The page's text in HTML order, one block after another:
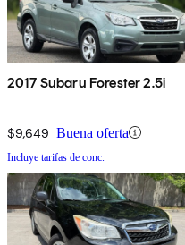
2017 Subaru Forester 2.5i
$9,649 Buena oferta
Incluye tarifas de conc.